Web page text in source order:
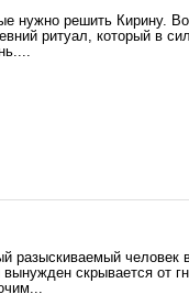
нужно решить Кирину.
ритуал, который в
человек
скрывается от